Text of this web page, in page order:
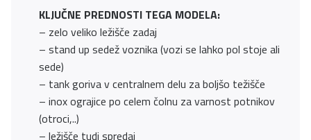
KLJUČNE PREDNOSTI TEGA MODELA:
– zelo veliko ležišče zadaj
– stand up sedež voznika (vozi se lahko pol stoje ali
sede)
– tank goriva v centralnem delu za boljšo težišče
– inox ograjice po celem čolnu za varnost potnikov
(otroci,..)
– ležišče tudi spredaj